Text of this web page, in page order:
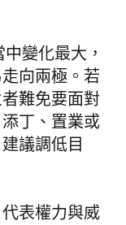
變化最大，
向兩極。若
難免要面對
丁、置業或
議調低目
表權力與威